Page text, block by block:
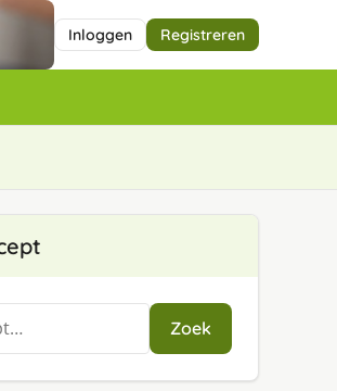
Inloggen Registreren
Zoek